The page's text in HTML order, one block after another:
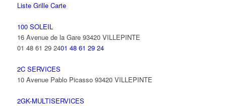
Liste Grille Carte
100 SOLEIL
16 Avenue de la Gare 93420 VILLEPINTE
01 48 61 29 2401 48 61 29 24
2C SERVICES
10 Avenue Pablo Picasso 93420 VILLEPINTE
2GK-MULTISERVICES